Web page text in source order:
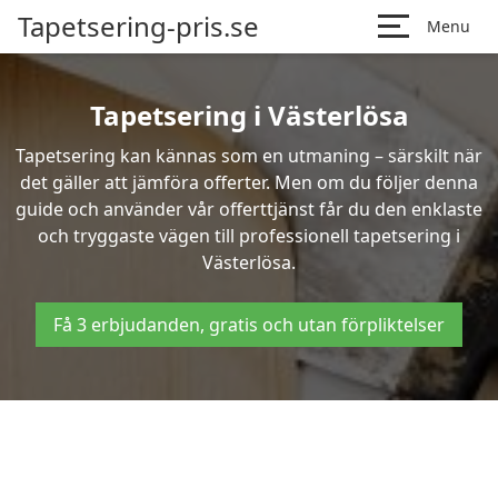
Tapetsering-pris.se Menu
Tapetsering i Västerlösa
Tapetsering kan kännas som en utmaning – särskilt när
det gäller att jämföra offerter. Men om du följer denna
guide och använder vår offerttjänst får du den enklaste
och tryggaste vägen till professionell tapetsering i
Västerlösa.
Få 3 erbjudanden, gratis och utan förpliktelser